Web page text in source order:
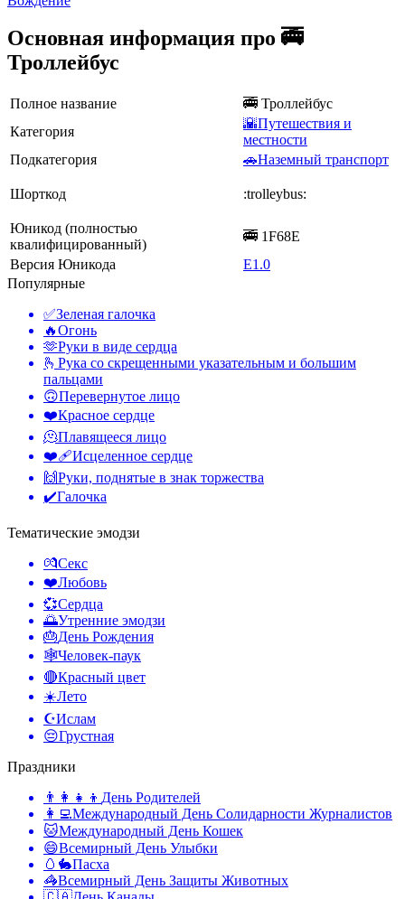
Основная информация про 🚎
Троллейбус
Полное название
🚎 Троллейбус
Категория
🌇Путешествия и
местности
Подкатегория
🚗Наземный транспорт
Шорткод :trolleybus:
Юникод (полностью
квалифицированный)
🚎 1F68E
Версия Юникода
E1.0
Популярные
✅Зеленая галочка
🔥Огонь
🫶Руки в виде сердца
🫰 Рука со скрещенными указательным и большим
пальцами
🙃Перевернутое лицо
❤️Красное сердце
🫠Плавящееся лицо
❤️‍🩹Исцеленное сердце
🙌Руки, поднятые в знак торжества
✔️Галочка
Тематические эмодзи
💏Секс
❤️Любовь
💞Сердца
🌅Утренние эмодзи
🎂День Рождения
🕸️Человек-паук
🔴Красный цвет
☀️Лето
☪️Ислам
😔Грустная
Праздники
👨‍👩‍👧‍👦 День Родителей
👩‍💻Международный День Солидарности Журналистов
🐱Международный День Кошек
😄Всемирный День Улыбки
🥚🐇Пасха
🦓Всемирный День Защиты Животных